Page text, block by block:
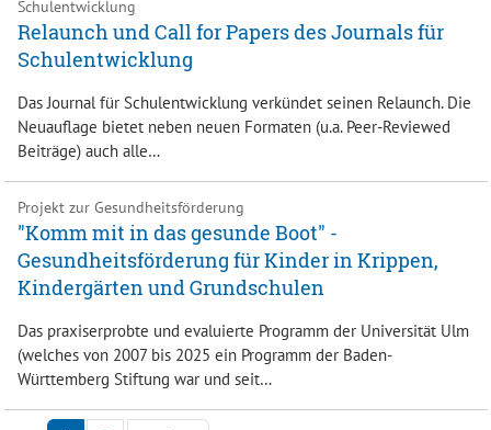
Schulentwicklung
Relaunch und Call for Papers des Journals für
Schulentwicklung
Das Journal für Schulentwicklung verkündet seinen Relaunch. Die
Neuauflage bietet neben neuen Formaten (u.a. Peer-Reviewed
Beiträge) auch alle…
Projekt zur Gesundheitsförderung
"Komm mit in das gesunde Boot" -
Gesundheitsförderung für Kinder in Krippen,
Kindergärten und Grundschulen
Das praxiserprobte und evaluierte Programm der Universität Ulm
(welches von 2007 bis 2025 ein Programm der Baden-
Württemberg Stiftung war und seit…